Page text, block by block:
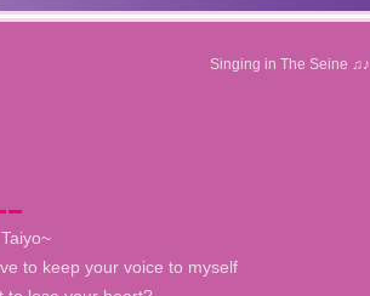
Singing in The Seine ♫♪
to keep your voice to myself